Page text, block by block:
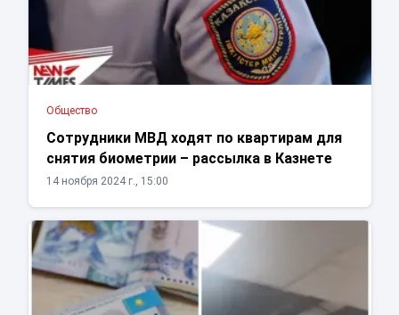
Общество
Сотрудники МВД ходят по квартирам для
снятия биометрии – рассылка в Казнете
14 ноября 2024 г., 15:00